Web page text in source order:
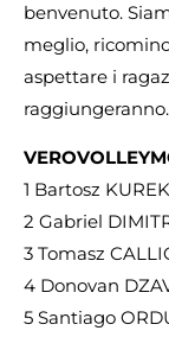
benvenuto.
meglio,
aspettare i
VEROVOLLEY
1 Bartosz
2 Gabriel
3 Tomasz
4 Donovan
5 Santiago